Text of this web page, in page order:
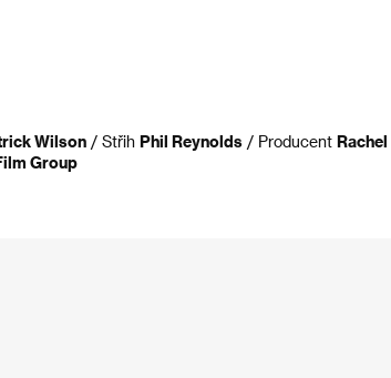
Wilson / Střih Phil Reynolds / Producent Rachel
Group